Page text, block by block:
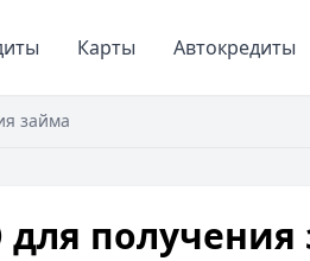
Карты Автокредиты
займа
получения